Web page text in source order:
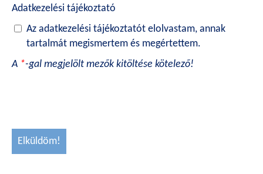
Adatkezelési tájékoztató
Az adatkezelési tájékoztatót elolvastam, annak
tartalmát megismertem és megértettem.
A *-gal megjelölt mezők kitöltése kötelező!